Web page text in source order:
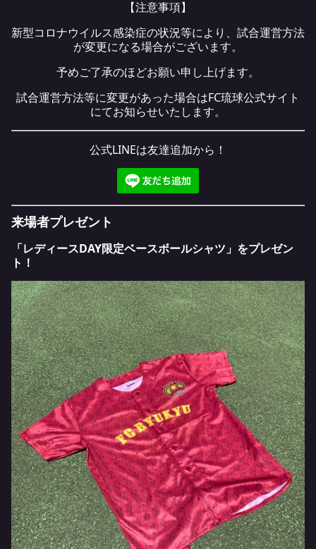
【注意事項】
新型コロナウイルス感染症の状況等により、試合運営方法
が変更になる場合がございます。
予めご了承のほどお願い申し上げます。
試合運営方法等に変更があった場合はFC琉球公式サイト
にてお知らせいたします。
公式LINEは友達追加から！
来場者プレゼント
「レディースDAY限定ベースボールシャツ」をプレゼン
ト！